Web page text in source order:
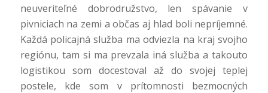
neuveriteľné dobrodružstvo, len spávanie v
pivniciach na zemi a občas aj hlad boli nepríjemné.
Každá policajná služba ma odviezla na kraj svojho
regiónu, tam si ma prevzala iná služba a takouto
logistikou som docestoval až do svojej teplej
postele, kde som v prítomnosti bezmocných